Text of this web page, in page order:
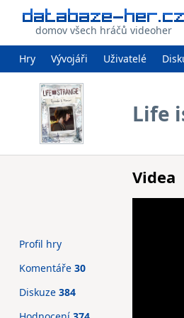
domov všech hráčů videoher
Hry Vývojáři Uživatelé
Life
Videa
Profil hry
Komentáře 30
Diskuze 384